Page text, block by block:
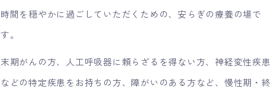
時間を穏やかに過ごしていただくための、安らぎの療養の場で
す。
末期がんの方、人工呼吸器に頼らざるを得ない方、神経変性疾患
などの特定疾患をお持ちの方、障がいのある方など、慢性期・終